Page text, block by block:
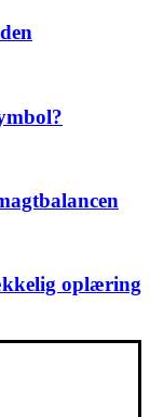
oplæring